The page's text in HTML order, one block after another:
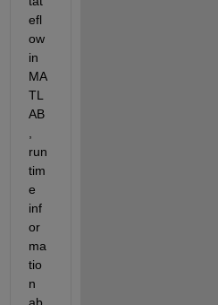
efl
ow
in
MA
TL
AB
run
tim
e
inf
or
ma
tio
n